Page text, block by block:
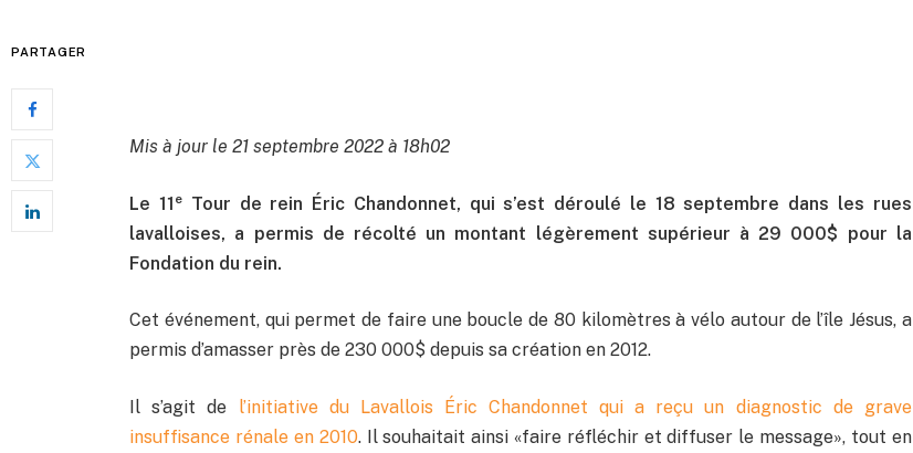
PARTAGER
Mis à jour le 21 septembre 2022 à 18h02
Le 11 eTour de rein Éric Chandonnet, qui s’est déroulé le 18 septembre dans les rues
lavalloises, a permis de récolté un montant légèrement supérieur à 29 000$ pour la
Fondation du rein.
Cet événement, qui permet de faire une boucle de 80 kilomètres à vélo autour de l’île Jésus, a
permis d’amasser près de 230 000$ depuis sa création en 2012.
Il s’agit de l’initiative du Lavallois Éric Chandonnet qui a reçu un diagnostic de grave
insuffisance rénale en 2010. Il souhaitait ainsi «faire réfléchir et diffuser le message», tout en